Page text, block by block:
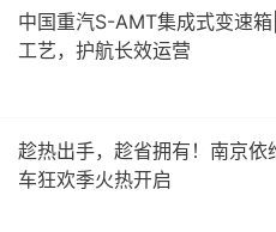
中国重汽S-AMT集成式变速
工艺，护航长效运营
趁热出手，趁省拥有！南京依
车狂欢季火热开启